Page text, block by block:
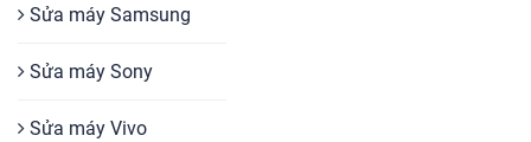
Sửa máy Samsung
Sửa máy Sony
Sửa máy Vivo